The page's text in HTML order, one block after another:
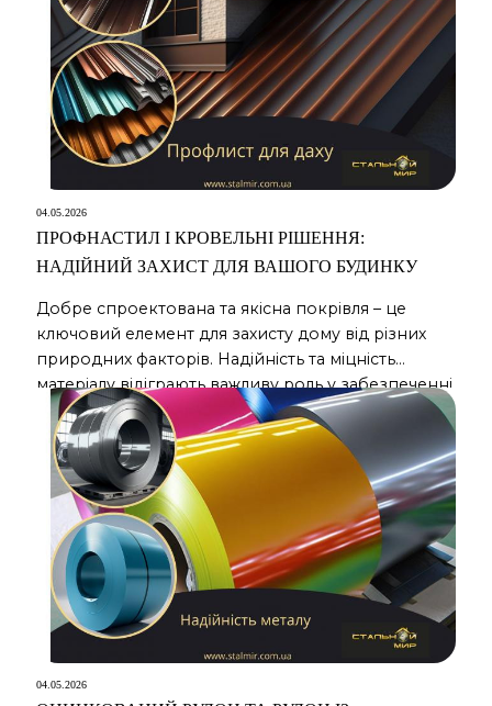
металочерепиці на покрівлю? Першим кроком
для розрахунку кількості листів металочерепиці є
визначення площі даху. Для цього необхідно
виміряти довжину […]
04.05.2026
ПРОФНАСТИЛ І КРОВЕЛЬНІ РІШЕННЯ:
НАДІЙНИЙ ЗАХИСТ ДЛЯ ВАШОГО БУДИНКУ
Добре спроектована та якісна покрівля – це
ключовий елемент для захисту дому від різних
природних факторів. Надійність та міцність
матеріалу відіграють важливу роль у забезпеченні
тривалості та безпеки будівлі. Серед різноманіття
кровельних рішень профнастил заслуговує
особливої уваги завдяки своїм унікальним
характеристикам. Прочність і довговічність
профнастила Профнастил виготовляється з
оцинкованої сталі або сталі з полімерним
покриттям, […]
04.05.2026